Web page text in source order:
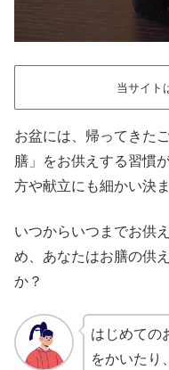
当サイト
お盆には、帰ってきた
膳」をお供えする習慣
方や献立にも細かい決
いつからいつまでお供
め、あなたはお膳の供
か？
はじめての
をかいたり